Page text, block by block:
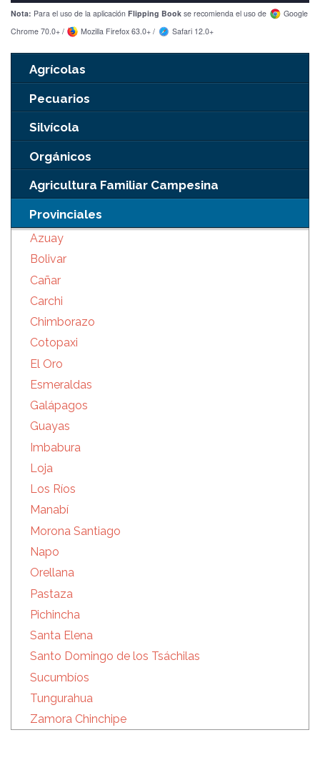
Nota: Para el uso de la aplicación Flipping Book se recomienda el uso de
Google
Chrome 70.0+ /
Mozilla Firefox 63.0+ / Safari 12.0+
Agrícolas
Pecuarios
Silvícola
Orgánicos
Agricultura Familiar Campesina
Provinciales
Azuay
Bolivar
Cañar
Carchi
Chimborazo
Cotopaxi
El Oro
Esmeraldas
Galápagos
Guayas
Imbabura
Loja
Los Ríos
Manabí
Morona Santiago
Napo
Orellana
Pastaza
Pichincha
Santa Elena
Santo Domingo de los Tsáchilas
Sucumbíos
Tungurahua
Zamora Chinchipe